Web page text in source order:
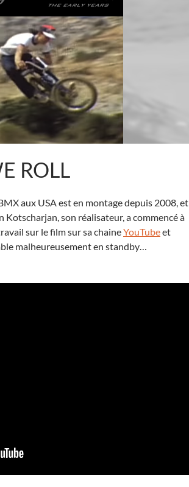
ROLL
aux USA est en montage depuis 2008, et
Kotscharjan, son réalisateur, a commencé à
sur le film sur sa chaineYouTubeet
malheureusement en standby…